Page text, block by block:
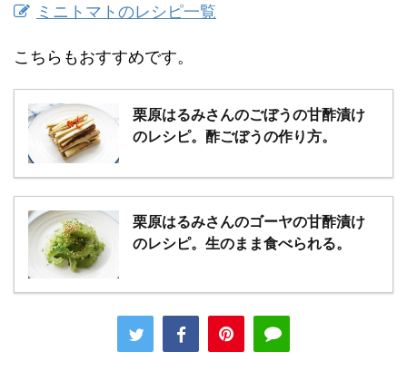
ミニトマトのレシピ一覧
こちらもおすすめです。
栗原はるみさんのごぼうの甘酢漬け
のレシピ。酢ごぼうの作り方。
栗原はるみさんのゴーヤの甘酢漬け
のレシピ。生のまま食べられる。